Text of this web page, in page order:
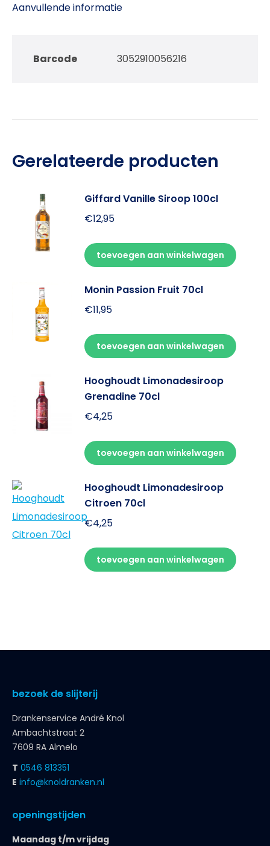
Aanvullende informatie
Barcode 3052910056216
Gerelateerde producten
Giffard Vanille Siroop 100cl
€12,95
toevoegen aan winkelwagen
Monin Passion Fruit 70cl
€11,95
toevoegen aan winkelwagen
Hooghoudt Limonadesiroop
Grenadine 70cl
€4,25
toevoegen aan winkelwagen
Hooghoudt Limonadesiroop
Citroen 70cl
€4,25
toevoegen aan winkelwagen
bezoek de slijterij
Drankenservice André Knol
Ambachtstraat 2
7609 RA Almelo
T 0546 813351
E info@knoldranken.nl
openingstijden
Maandag t/m vrijdag